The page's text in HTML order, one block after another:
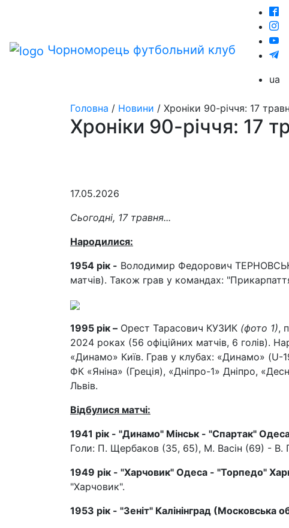
Чорноморець футбольний клуб
ua
Головна / Новини / Хроніки 90-річчя: 17
Хроніки 90-річчя: 17
17.05.2026
Сьогодні, 17 травня...
Народилися:
1954 рік - Володимир Федорович
матчів). Також грав у командах:
1995 рік – Орест Тарасович КУЗИК (фото 1),
2024 роках (56 офіційних матчів, 6 голів).
«Динамо» Київ. Грав у клубах: «Динамо» (U-
ФК «Яніна» (Греція), «Дніпро-1» Дніпро,
Львів.
Відбулися матчі:
1941 рік - "Динамо" Мінськ - "Спартак"
Голи: П. Щербаков (35, 65), М. Васін (69) - В.
1949 рік - "Харчовик" Одеса - "Торпедо"
"Харчовик".
1953 рік - "Зеніт" Калінінград (Московська